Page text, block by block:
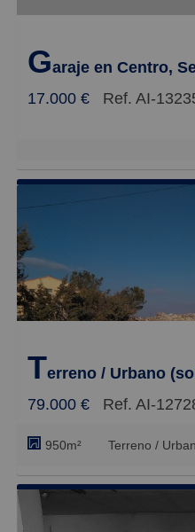
Garaje en Centro,
17.000 €
Ref. AI-
Terreno / Urbano (solar)
79.000 €
Ref. AI-
950m² Terreno /